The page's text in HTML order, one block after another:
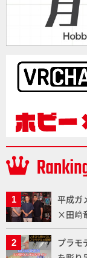
平成ガ
×田﨑
メラ永
プラモ